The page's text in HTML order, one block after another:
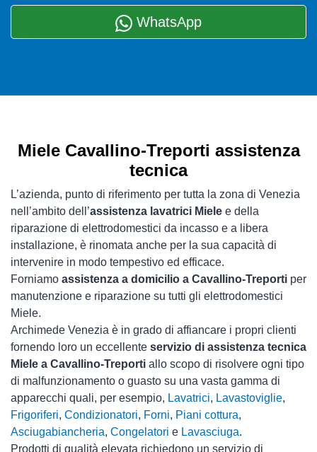
WhatsApp
Miele Cavallino-Treporti assistenza
tecnica
L’azienda, punto di riferimento per tutta la zona di Venezia
nell’ambito dell’assistenza lavatrici Miele e della
riparazione di elettrodomestici da incasso e a libera
installazione, è rinomata anche per la sua capacità di
intervenire in modo tempestivo ed efficace.
Forniamo assistenza a domicilio a Cavallino-Treporti per
manutenzione e riparazione su tutti gli elettrodomestici
Miele.
Archimede Venezia è in grado di affiancare i propri clienti
fornendo loro un eccellente servizio di assistenza tecnica
Miele a Cavallino-Treporti allo scopo di risolvere ogni tipo
di malfunzionamento o guasto su una vasta gamma di
apparecchi quali, per esempio, Lavatrici, Lavastoviglie,
Frigoriferi, Condizionatori, Forni, Piani cottura,
Asciugabiancheria, Congelatori e Lavasciuga.
Prodotti di qualità elevata richiedono un servizio di